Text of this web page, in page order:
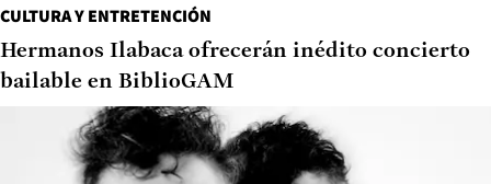
CULTURA Y ENTRETENCIÓN
Hermanos Ilabaca ofrecerán inédito concierto
bailable en BiblioGAM